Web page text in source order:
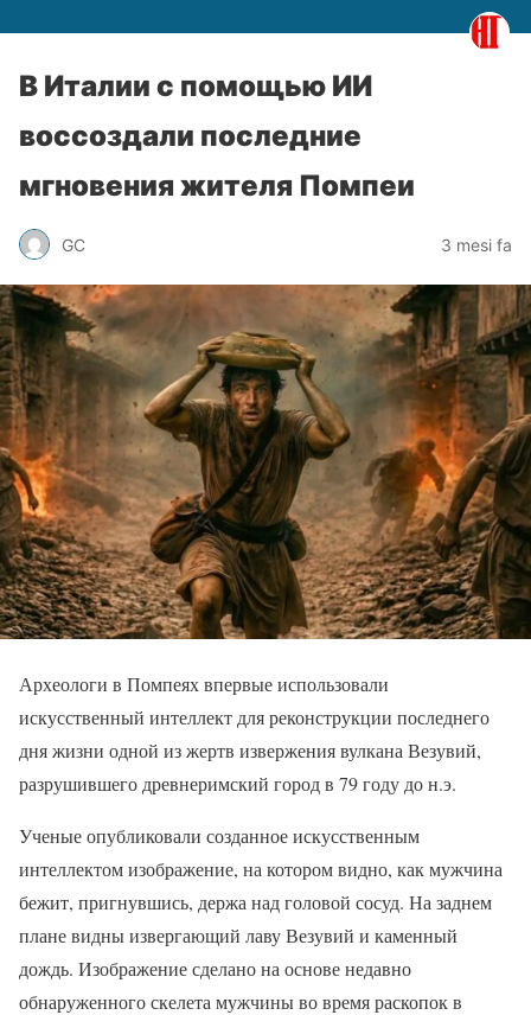
В Италии с помощью ИИ
воссоздали последние
мгновения жителя Помпеи
GC 3 mesi fa
Археологи в Помпеях впервые использовали
искусственный интеллект для реконструкции последнего
дня жизни одной из жертв извержения вулкана Везувий,
разрушившего древнеримский город в 79 году до н.э.
Ученые опубликовали созданное искусственным
интеллектом изображение, на котором видно, как мужчина
бежит, пригнувшись, держа над головой сосуд. На заднем
плане видны извергающий лаву Везувий и каменный
дождь. Изображение сделано на основе недавно
обнаруженного скелета мужчины во время раскопок в